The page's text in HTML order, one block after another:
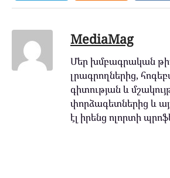
MediaMag
Մեր խմբագրական
լրագրողներից,
գիտության և
փորձագետներից և
էլ իրենց ոլորտի